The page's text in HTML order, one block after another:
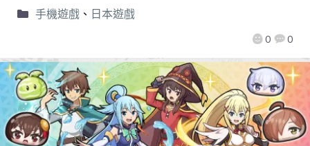
0 0
手機遊戲、 日本遊戲